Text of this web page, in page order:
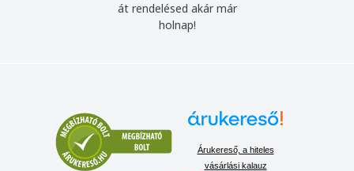
át rendelésed akár már
holnap!
Árukereső, a hiteles
vásárlási kalauz